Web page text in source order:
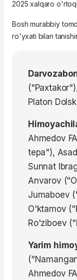
2025 xalqaro
Bosh murabbiy
ro'yxati bilan
Platon
Ahmedov
tepa"),
Sunnat
Anvarov
Jumaboev
O'ktamov
Ro'ziboev
Yarim
Ahmedov